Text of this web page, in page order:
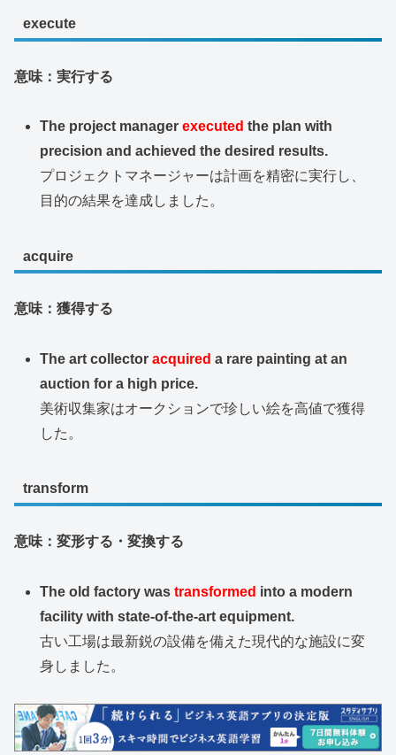
execute
意味：実行する
The project manager executed the plan with
precision and achieved the desired results.
プロジェクトマネージャーは計画を精密に実行し、
目的の結果を達成しました。
acquire
意味：獲得する
The art collector acquired a rare painting at an
auction for a high price.
美術収集家はオークションで珍しい絵を高値で獲得
した。
transform
意味：変形する・変換する
The old factory was transformed into a modern
facility with state-of-the-art equipment.
古い工場は最新鋭の設備を備えた現代的な施設に変
身しました。